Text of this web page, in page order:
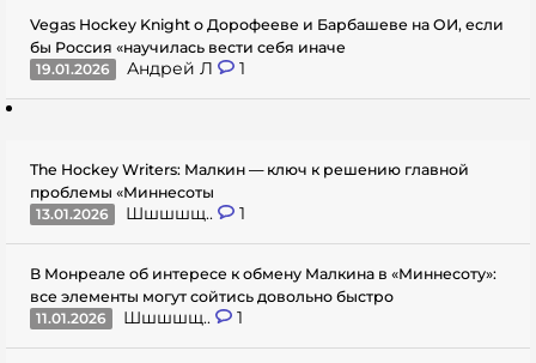
Vegas Hockey Knight о Дорофееве и Барбашеве на ОИ, если
бы Россия «научилась вести себя иначе
19.01.2026
Андрей Л 1
The Hockey Writers: Малкин — ключ к решению главной
проблемы «Миннесоты
13.01.2026
Шшшшщ.. 1
В Монреале об интересе к обмену Малкина в «Миннесоту»:
все элементы могут сойтись довольно быстро
11.01.2026
Шшшшщ.. 1